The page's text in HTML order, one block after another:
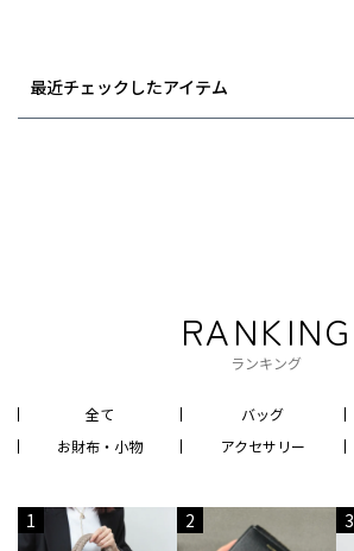
最近チェックしたアイテム
RANKING
ランキング
全て バッグ
お財布・小物
アクセサリー
1 2 3